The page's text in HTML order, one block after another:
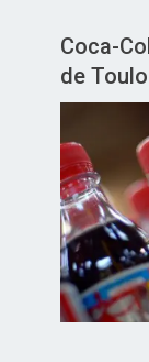
Coca-
de